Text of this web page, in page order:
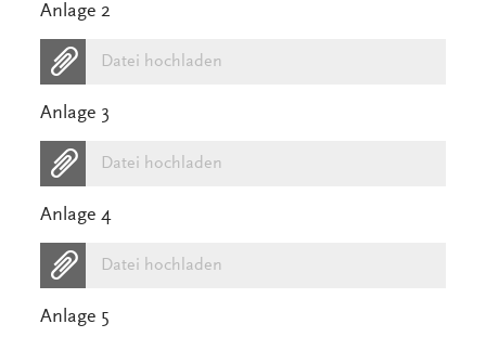
Anlage 2
Datei hochladen
Anlage 3
Datei hochladen
Anlage 4
Datei hochladen
Anlage 5